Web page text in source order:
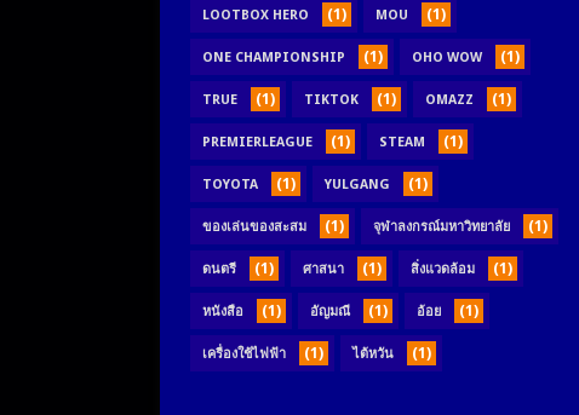
LOOTBOX HERO (1) MOU (1)
ONE CHAMPIONSHIP (1) OHO WOW (1)
TRUE (1) TIKTOK (1) OMAZZ (1)
PREMIERLEAGUE (1) STEAM (1)
TOYOTA (1) YULGANG (1)
ของเล่นของสะสม (1) จุฬาลงกรณ์มหาวิทยาลัย (1)
ดนตรี (1) ศาสนา (1) สิ่งแวดล้อม (1)
หนังสือ (1) อัญมณี (1) อ้อย (1)
เครื่องใช้ไฟฟ้า (1) ไต้หวัน (1)